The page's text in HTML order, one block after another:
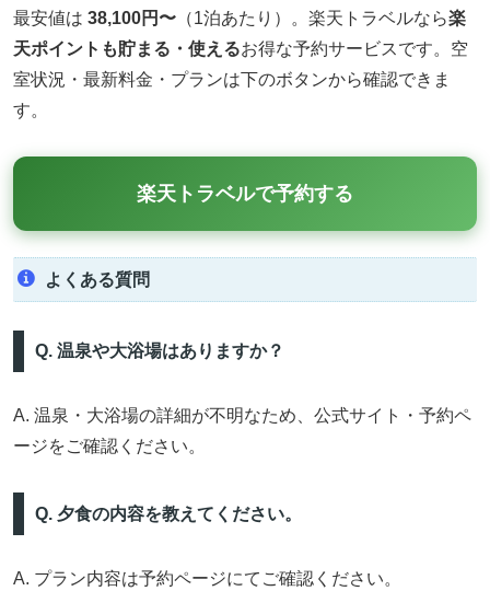
最安値は 38,100円〜 （1泊あたり）。楽天トラベルなら楽
天ポイントも貯まる・使えるお得な予約サービスです。空
室状況・最新料金・プランは下のボタンから確認できま
す。
楽天トラベルで予約する
よくある質問
Q. 温泉や大浴場はありますか？
A. 温泉・大浴場の詳細が不明なため、公式サイト・予約ペ
ージをご確認ください。
Q. 夕食の内容を教えてください。
A. プラン内容は予約ページにてご確認ください。